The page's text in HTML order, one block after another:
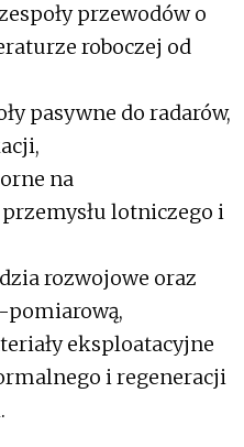
przewodów o
roboczej od
pasywne do radarów,
na
lotniczego i
rozwojowe oraz
eksploatacyjne
i regeneracji